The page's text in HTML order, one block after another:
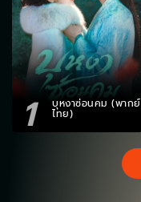
1 บุหงาซ่อนคม (พากย์
ไทย)